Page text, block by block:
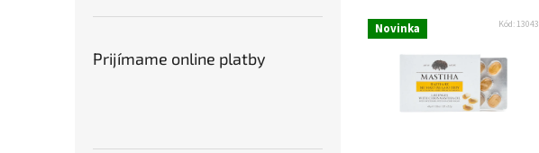
Prijímame online platby
Novinka Kód: 13043